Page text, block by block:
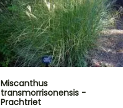
Miscanthus
transmorrisonensis -
Prachtriet